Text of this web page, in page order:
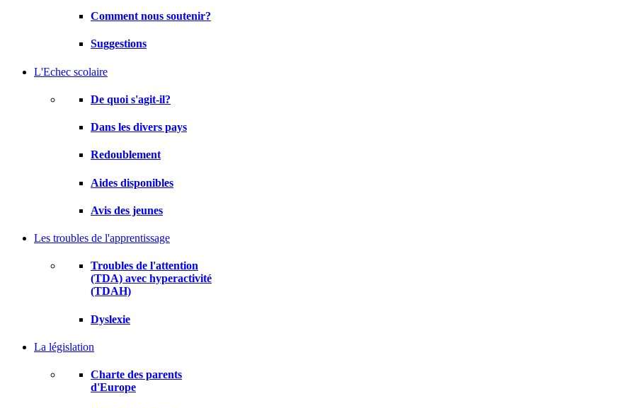
Comment nous soutenir?
Suggestions
L'Echec scolaire
De quoi s'agit-il?
Dans les divers pays
Redoublement
Aides disponibles
Avis des jeunes
Les troubles de l'apprentissage
Troubles de l'attention
(TDA) avec hyperactivité
(TDAH)
Dyslexie
La législation
Charte des parents
d'Europe